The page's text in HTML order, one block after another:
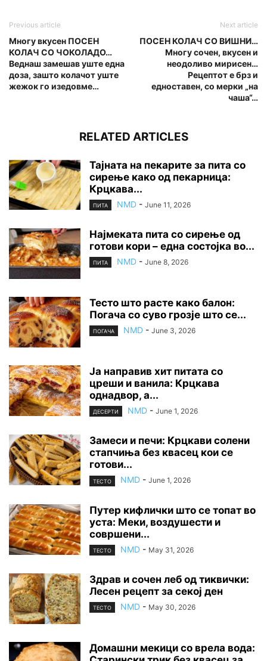
Previous article
Многу вкусен ПОСЕН
КОЛАЧ СО ЧОКОЛАДО…
Веднаш замешав уште една
доза, зашто колачот уште
жежок го изедовме…
Next article
ПОСЕН КОЛАЧ СО ВИШНИ…
Многу сочен, вкусен и
неодоливо мирисен…
Рецептот е брз и
едноставен, со мерки „на
чаша“…
RELATED ARTICLES
Тајната на пекарите за пита со
сирење како од пекарница:
Крцкава...
ПИТА NMD - June 11, 2026
Најмеката пита со сирење од
готови кори – една состојка во...
ПИТА NMD - June 8, 2026
Тесто што расте како балон:
Погача со суво грозје што се...
ПОГАЧА NMD - June 3, 2026
Ја направив хит питата со
цреши и ванила: Крцкава
однадвор, а...
ДЕСЕРТИ NMD - June 1, 2026
Замеси и печи: Крцкави солени
стапчиња без квасец кои се
готови...
ТЕСТО NMD - June 1, 2026
Путер кифлички што се топат во
уста: Меки, воздушести и
совршени...
ТЕСТО NMD - May 31, 2026
Здрав и сочен леб од тиквички:
Лесен рецепт за секој ден
ТЕСТО NMD - May 30, 2026
Домашни мекици со врела вода: